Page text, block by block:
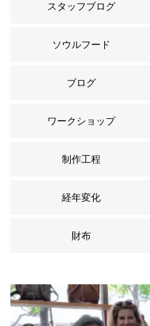
スタッフブログ
ソウルフード
ブログ
ワークショップ
制作工程
経年変化
財布